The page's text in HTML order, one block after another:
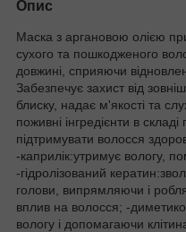
Опис
Маска з аргановою олією
сухого та пошкодженого
довжині, сприяючи
Забезпечує захист від
блиску, надає м'якості та
поживні інгредієнти в
підтримувати волосся
-каприлік:утримує вологу,
-гідролізований
голови, випрямляючи і
вплив на волосся; -
вологу і допомагаючи